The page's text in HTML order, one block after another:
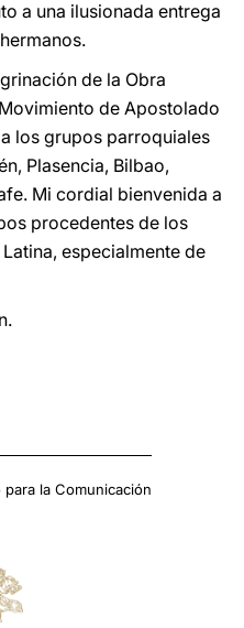
a una ilusionada entrega
de la Obra
de Apostolado
los grupos parroquiales
Plasencia, Bilbao,
Mi cordial bienvenida a
procedentes de los
especialmente de
la Comunicación